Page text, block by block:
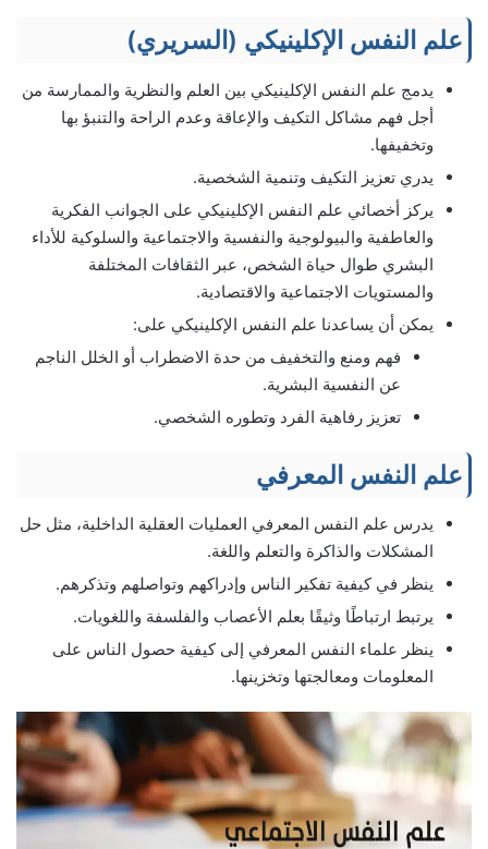
علم النفس الإكلينيكي (السريري)
يدمج علم النفس الإكلينيكي بين العلم والنظرية والممارسة من
أجل فهم مشاكل التكيف والإعاقة وعدم الراحة والتنبؤ بها
وتخفيفها.
يدري تعزيز التكيف وتنمية الشخصية.
يركز أخصائي علم النفس الإكلينيكي على الجوانب الفكرية
والعاطفية والبيولوجية والنفسية والاجتماعية والسلوكية للأداء
البشري طوال حياة الشخص، عبر الثقافات المختلفة
والمستويات الاجتماعية والاقتصادية.
يمكن أن يساعدنا علم النفس الإكلينيكي على:
فهم ومنع والتخفيف من حدة الاضطراب أو الخلل الناجم
عن النفسية البشرية.
تعزيز رفاهية الفرد وتطوره الشخصي.
علم النفس المعرفي
يدرس علم النفس المعرفي العمليات العقلية الداخلية، مثل حل
المشكلات والذاكرة والتعلم واللغة.
ينظر في كيفية تفكير الناس وإدراكهم وتواصلهم وتذكرهم.
يرتبط ارتباطًا وثيقًا بعلم الأعصاب والفلسفة واللغويات.
ينظر علماء النفس المعرفي إلى كيفية حصول الناس على
المعلومات ومعالجتها وتخزينها.